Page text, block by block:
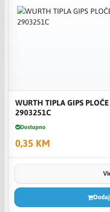
WURTH TIPLA GIPS
2903251C
Dostupno
0,35 KM